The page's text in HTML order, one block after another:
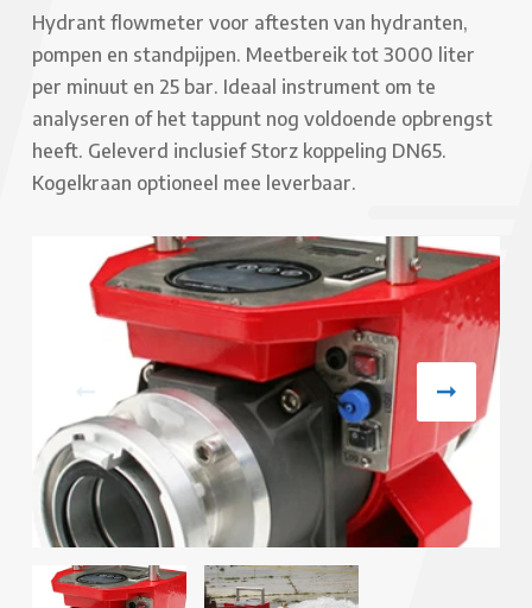
Hydrant flowmeter voor aftesten van hydranten,
pompen en standpijpen. Meetbereik tot 3000 liter
per minuut en 25 bar. Ideaal instrument om te
analyseren of het tappunt nog voldoende opbrengst
heeft. Geleverd inclusief Storz koppeling DN65.
Kogelkraan optioneel mee leverbaar.